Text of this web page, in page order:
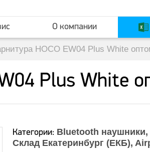
О компании
HOCO EW04 Plus White
Plus White
Категории: Bluetooth наушники
Склад Екатеринбург (ЕКБ)